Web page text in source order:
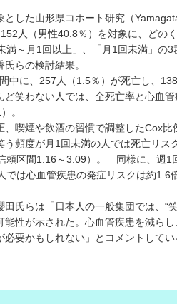
した山形県コホート研究（
人（男性40.8％）を対象に、どの
満～月1回以上」、「月1回未満」の
らの検討結果。
中に、257人（1.5％）が死亡し、
ど笑わない人では、全死亡率と心血
。
喫煙や飲酒の習慣で調整したCox比
う頻度が月1回未満の人では死亡リス
頼区間1.16～3.09）。 同様に、週1
では心血管疾患の発症リスクは約1.6
氏らは「日本人の一般集団では、“
能性が示された。心血管疾患を減ら
要かもしれない」とコメントしてい